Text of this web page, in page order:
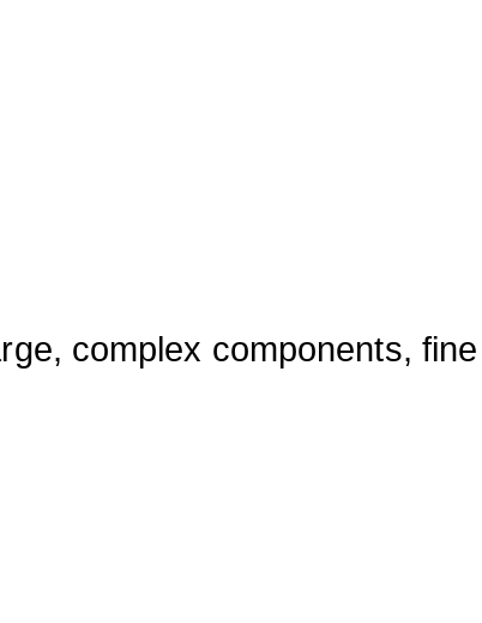
complex components,